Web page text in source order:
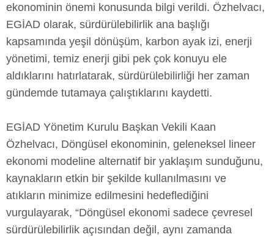
ekonominin önemi konusunda bilgi verildi. Özhelvacı,
EGİAD olarak, sürdürülebilirlik ana başlığı
kapsamında yeşil dönüşüm, karbon ayak izi, enerji
yönetimi, temiz enerji gibi pek çok konuyu ele
aldıklarını hatırlatarak, sürdürülebilirliği her zaman
gündemde tutamaya çalıştıklarını kaydetti.
EGİAD Yönetim Kurulu Başkan Vekili Kaan
Özhelvacı, Döngüsel ekonominin, geleneksel lineer
ekonomi modeline alternatif bir yaklaşım sunduğunu,
kaynakların etkin bir şekilde kullanılmasını ve
atıkların minimize edilmesini hedeflediğini
vurgulayarak, “Döngüsel ekonomi sadece çevresel
sürdürülebilirlik açısından değil, aynı zamanda